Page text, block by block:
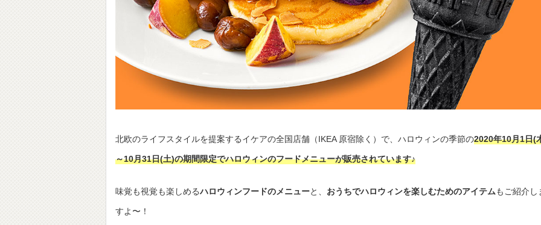
北欧のライフスタイルを提案するイケアの全国店舗（IKEA 原宿除く）で、ハロウィンの季節の2020年10月1日(
～10月31日(土)の期間限定でハロウィンのフードメニューが販売されています♪
味覚も視覚も楽しめるハロウィンフードのメニューと、 おうちでハロウィンを楽しむためのアイテムもご紹介し
すよ〜！